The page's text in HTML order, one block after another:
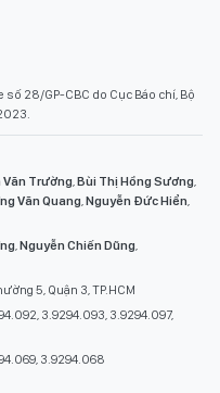
28/GP-CBC do Cục Báo chí, Bộ
Văn Trường,Bùi Thị Hồng Sương,
Văn Quang,Nguyễn Đức Hiển,
,Nguyễn Chiến Dũng,
5, Quận 3, TP.HCM
3.9294.093, 3.9294.097,
3.9294.068